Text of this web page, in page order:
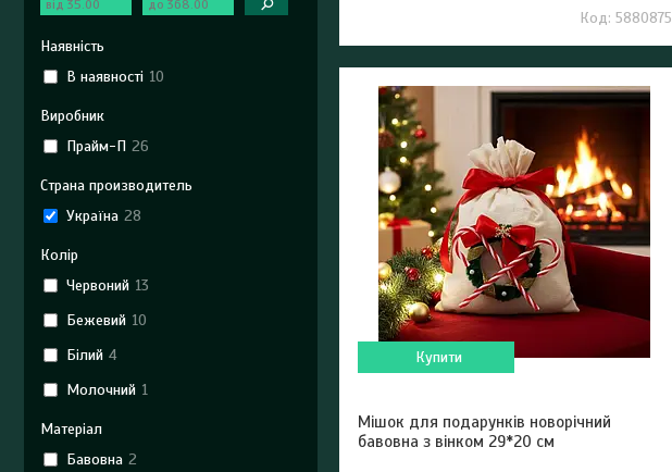
5880875
Купити
Мішок для подарунків новорічний
бавовна з вінком 29*20 см
Наявність
В наявності 10
Виробник
Прайм-П 26
Страна производитель
Україна 28
Колір
Червоний 13
Бежевий 10
Білий 4
Молочний 1
Матеріал
Бавовна 2